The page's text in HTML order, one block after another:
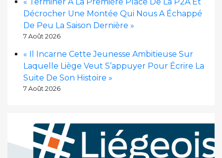
Décrocher Une Montée Qui Nous A Échappé
De Peu La Saison Dernière »
7 Août 2026
« Il Incarne Cette Jeunesse Ambitieuse Sur
Laquelle Liège Veut S’appuyer Pour Écrire La
Suite De Son Histoire »
7 Août 2026